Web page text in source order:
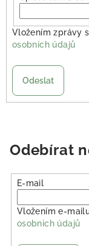
Vložením zprávy
osobních údajů
Odeslat
Odebírat
E-mail
Vložením e-
osobních údajů